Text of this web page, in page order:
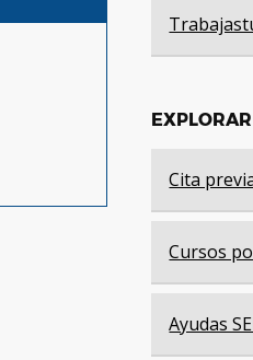
EXPLORAR
Cita
Cursos
Ayudas